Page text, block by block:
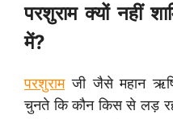
परशुराम क्यों नहीं
में?
परशुरामजी जैसे महान
चुनते कि कौन किस से लड़